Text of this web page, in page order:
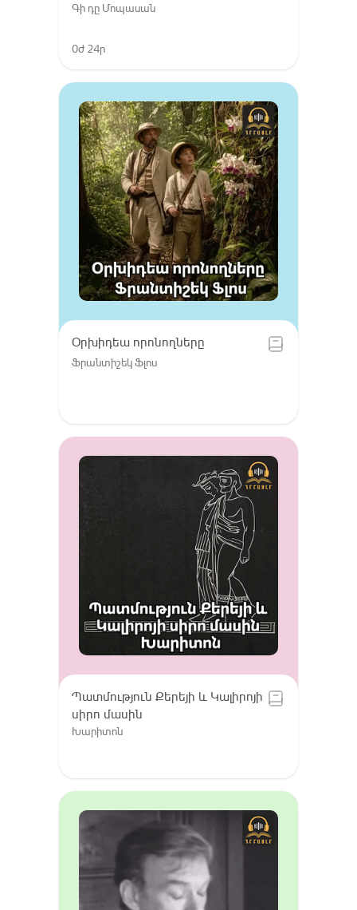
Գի դը Մոպասան
0ժ 24ր
Օրխիդեա որոնողները
Ֆրանտիշեկ Ֆլոս
Պատմություն Քերեյի և Կալիրոյի
սիրո մասին
Խարիտոն